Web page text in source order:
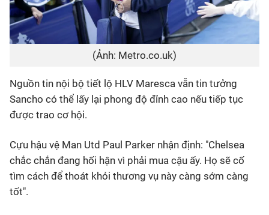
(Ảnh: Metro.co.uk)
Nguồn tin nội bộ tiết lộ HLV Maresca vẫn tin tưởng
Sancho có thể lấy lại phong độ đỉnh cao nếu tiếp tục
được trao cơ hội.
Cựu hậu vệ Man Utd Paul Parker nhận định: "Chelsea
chắc chắn đang hối hận vì phải mua cậu ấy. Họ sẽ cố
tìm cách để thoát khỏi thương vụ này càng sớm càng
tốt".